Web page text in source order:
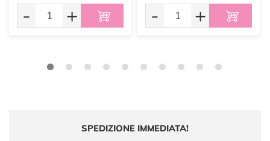
- + - +
SPEDIZIONE IMMEDIATA!